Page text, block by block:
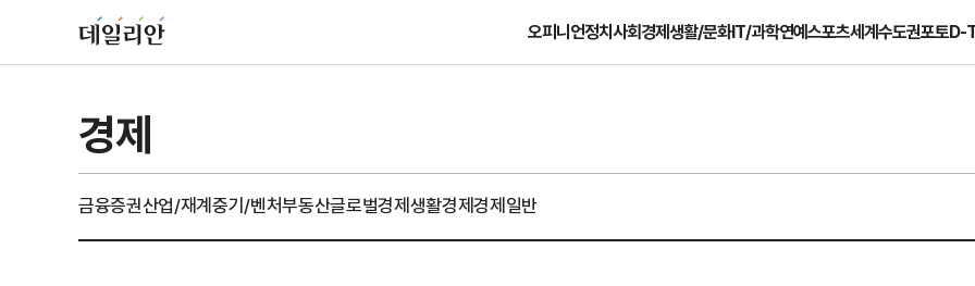
오피니언정치사회경제생활/문화IT/과학연예스포츠세계수도권포토D-
경제
금융증권산업/재계중기/벤처부동산글로벌경제생활경제경제일반